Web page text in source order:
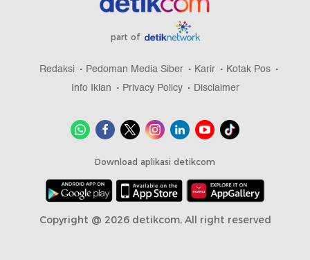
part of
Redaksi Pedoman Media Siber Karir
Kotak Pos
Info Iklan
Privacy Policy Disclaimer
Download aplikasi detikcom
Copyright @ 2026 detikcom, All right reserved